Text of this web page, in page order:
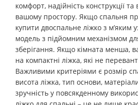
комфорт, надійність конструкції та
вашому простору. Якщо спальня
купити двоспальне ліжко з м’яким
модель з підйомним механізмом
зберігання. Якщо кімната менша,
на компактні ліжка, які не
Важливими критеріями є розмір
висота ліжка, тип основи,
зручність у повсякденному